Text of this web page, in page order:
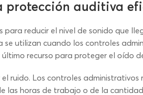
protección auditiva
reducir el nivel de sonido que
utilizan cuando los controles
recurso para proteger el oído
ruido. Los controles administrativos
las horas de trabajo o de la